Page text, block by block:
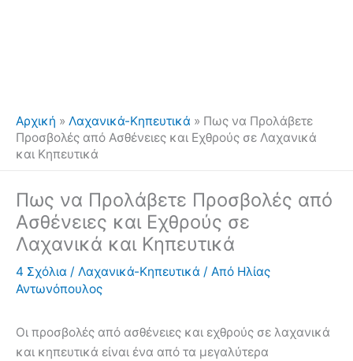
Αρχική » Λαχανικά-Κηπευτικά » Πως να Προλάβετε
Προσβολές από Ασθένειες και Εχθρούς σε Λαχανικά
και Κηπευτικά
Πως να Προλάβετε Προσβολές από
Ασθένειες και Εχθρούς σε
Λαχανικά και Κηπευτικά
4 Σχόλια / Λαχανικά-Κηπευτικά / Από Ηλίας
Αντωνόπουλος
Οι προσβολές από ασθένειες και εχθρούς σε λαχανικά
και κηπευτικά είναι ένα από τα μεγαλύτερα